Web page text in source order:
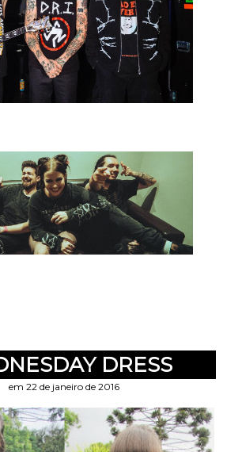
DRESS
em 22 de janeiro de 2016